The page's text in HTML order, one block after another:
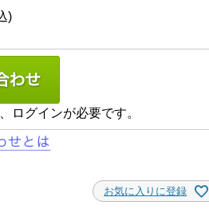
ログインが必要です。
お気に入りに登録